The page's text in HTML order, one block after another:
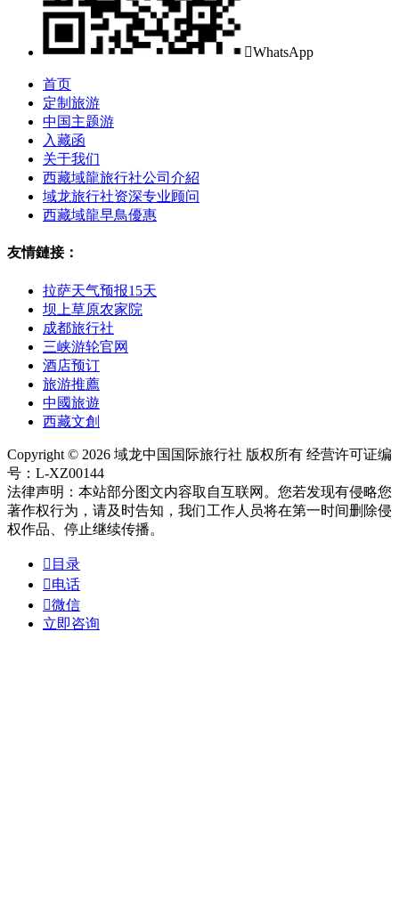
WhatsApp
首页
定制旅游
中国主题游
入藏函
关于我们
西藏域龍旅行社公司介紹
域龙旅行社资深专业顾问
西藏域龍早鳥優惠
友情鏈接：
拉萨天气预报15天
坝上草原农家院
成都旅行社
三峡游轮官网
酒店预订
旅游推薦
中國旅遊
西藏文創
Copyright © 2026 域龙中国国际旅行社 版权所有 经营许可证编
号：L-XZ00144
法律声明：本站部分图文内容取自互联网。您若发现有侵略您
著作权行为，请及时告知，我们工作人员将在第一时间删除侵
权作品、停止继续传播。
 目录
电话
微信
立即咨询